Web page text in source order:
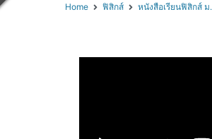
Home ฟิสิกส์ หนังสือเรียนฟิสิกส์ ม